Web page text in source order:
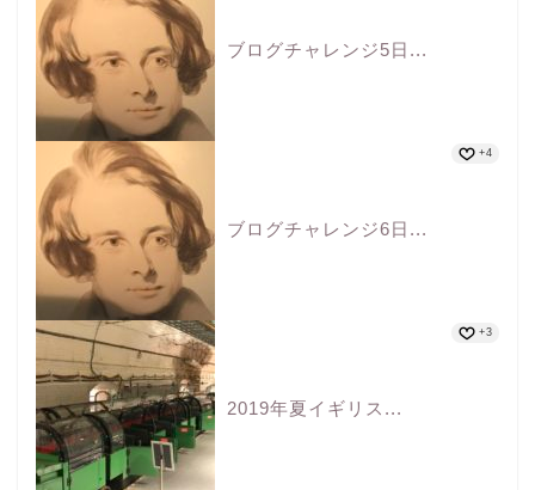
ブログチャレンジ5日...
ブログチャレンジ6日...
+4
2019年夏イギリス...
+3